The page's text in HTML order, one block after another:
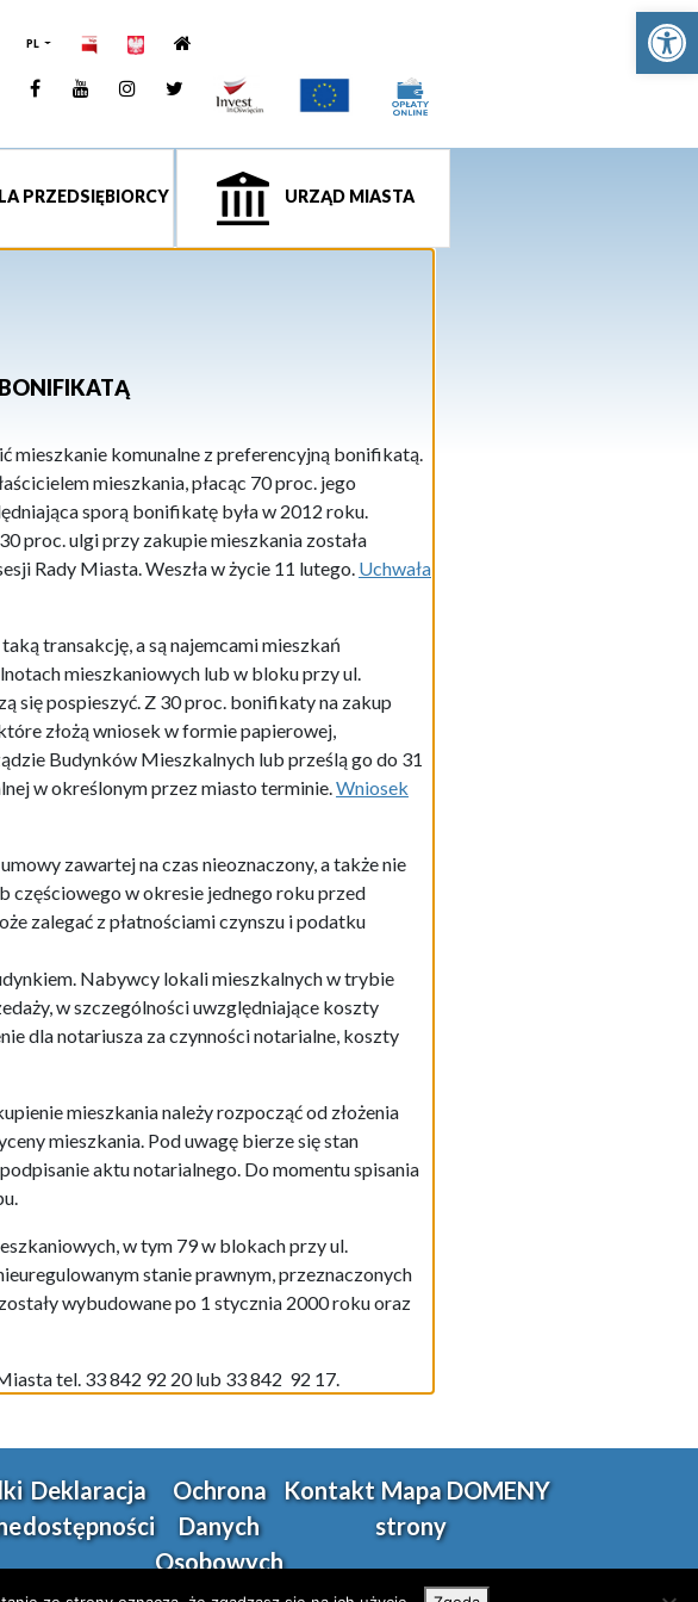
PL
FacebookYouTUbeInstagramTwitter
PRZEDSIĘBIORCY URZĄD MIASTA
mieszkanie komunalne z preferencyjną bonifikatą.
mieszkania, płacąc 70 proc. jego
sporą bonifikatę była w 2012 roku.
proc. ulgi przy zakupie mieszkania została
Rady Miasta. Weszła w życie 11 lutego. Uchwała
transakcję, a są najemcami mieszkań
mieszkaniowych lub w bloku przy ul.
się pospieszyć. Z 30 proc. bonifikaty na zakup
złożą wniosek w formie papierowej,
Budynków Mieszkalnych lub prześlą go do 31
w określonym przez miasto terminie.Wniosek
zawartej na czas nieoznaczony, a także nie
częściowego w okresie jednego roku przed
zalegać z płatnościami czynszu i podatku
Nabywcy lokali mieszkalnych w trybie
w szczególności uwzględniające koszty
dla notariusza za czynności notarialne, koszty
mieszkania należy rozpocząć od złożenia
mieszkania. Pod uwagę bierze się stan
aktu notarialnego. Do momentu spisania
w tym 79 w blokach przy ul.
stanie prawnym, przeznaczonych
wybudowane po 1 stycznia 2000 roku oraz
tel. 33 842 92 20 lub 33 842 92 17.
Deklaracja
dostępności
Ochrona
Danych
Osobowych
Kontakt Mapa
strony
DOMENY